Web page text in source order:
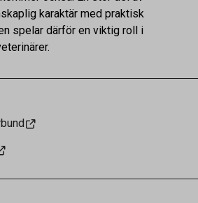
karaktär med praktisk
spelar därför en viktig roll i